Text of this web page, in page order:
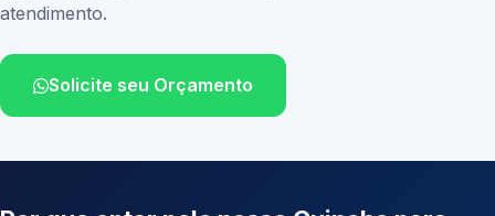
atendimento.
Solicite seu Orçamento